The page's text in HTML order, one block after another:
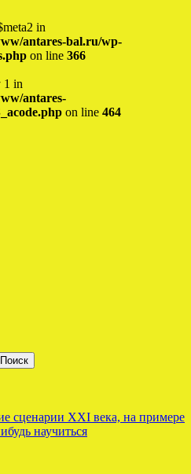
in
antares-bal.ru/wp-
on line 366
1 in
antares-
on line 464
сценарии XXI века, на примере
научиться